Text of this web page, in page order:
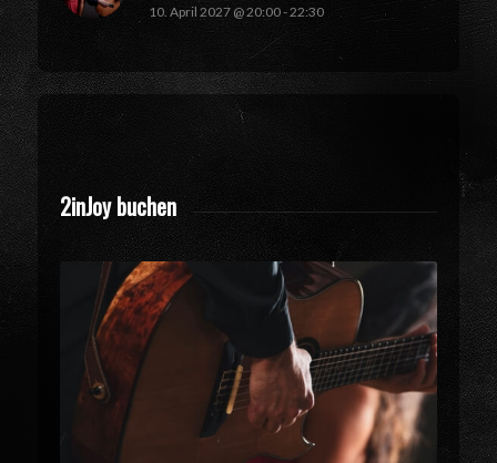
10. April 2027 @ 20:00-22:30
2inJoy buchen